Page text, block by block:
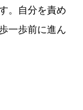
。自分を責め
一歩前に進ん